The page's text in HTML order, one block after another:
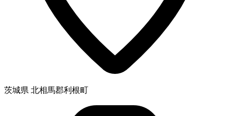
茨城県 北相馬郡利根町